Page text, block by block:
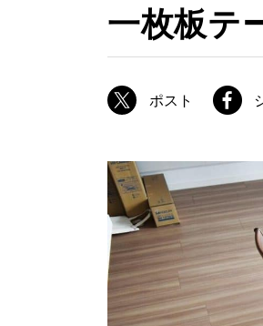
ブランドコンセプト
職人の技能・技巧
商品情報
ATELIER MOKUBAの一枚板テー
ATELIER MOKUBAの一枚板×異素
特別なダイニングチェア
一枚板用のテーブル脚
樹種紹介
一枚板テ
ポスト